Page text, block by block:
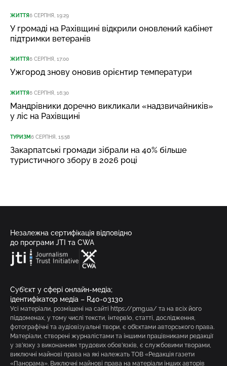
ЖИТТЯ6 СЕРПНЯ, 19:29
У громаді на Рахівщині відкрили оновлений кабінет
підтримки ветеранів
ЖИТТЯ6 СЕРПНЯ, 17:00
Ужгород знову оновив орієнтир температури
ЖИТТЯ6 СЕРПНЯ, 16:30
Мандрівники доречно викликали «надзвичайників»
у ліс на Рахівщині
ТУРИЗМ6 СЕРПНЯ, 15:58
Закарпатські громади зібрали на 40% більше
туристичного збору в 2026 році
Незалежна сертифікація відповідно
до програми JTI та CWA
Суб’єкт у сфері онлайн-медіа;
ідентифікатор медіа – R40-03130
Усі матеріали, розміщені на сайті https://pmg.ua/ та на всіх його
піддоменах, у тому числі тексти, інтерв’ю, статті, дослідження,
фотографічні та аудіовізуальні твори, є об’єктами авторського права.
Матеріали, створені журналістами та іншими працівниками редакції
у зв’язку з виконанням трудових обов’язків, є службовими творами,
виключні майнові права на які належать ТОВ «Редакція газети
«Панорама». Виключні майнові права на матеріали інших авторів